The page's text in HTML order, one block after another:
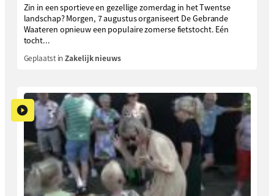
Zin in een sportieve en gezellige zomerdag in het Twentse
landschap? Morgen, 7 augustus organiseert De Gebrande
Waateren opnieuw een populaire zomerse fietstocht. Eén
tocht...
Geplaatst inZakelijk nieuws